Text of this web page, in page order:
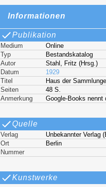
Informationen
Publikation
Medium
Online
Typ
Bestandskatalog
Autor
Stahl, Fritz (Hrsg.)
Datum
1929
Titel
Haus der
Seiten
48 S.
Anmerkung
Google-Books nennt
Quelle
Verlag
Unbekannter Verlag
Ort
Berlin
Nummer
Kunstwerke